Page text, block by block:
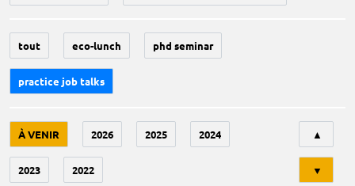
tout eco-lunch phd seminar
practice job talks
À VENIR 2026 2025 2024
2023 2022
▲
▼